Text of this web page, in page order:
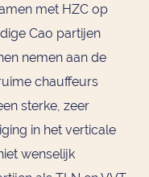
met HZC op
Cao partijen
nemen aan de
chauffeurs
sterke, zeer
in het verticale
wenselijk